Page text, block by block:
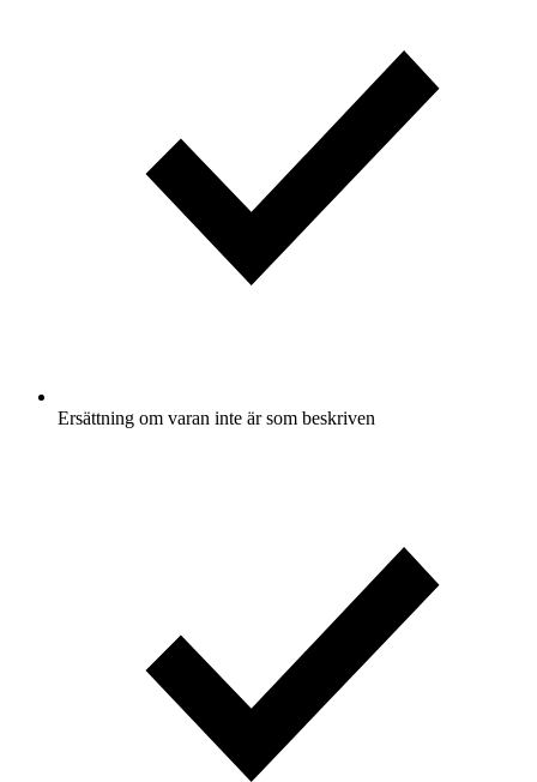
Ersättning om varan inte är som beskriven